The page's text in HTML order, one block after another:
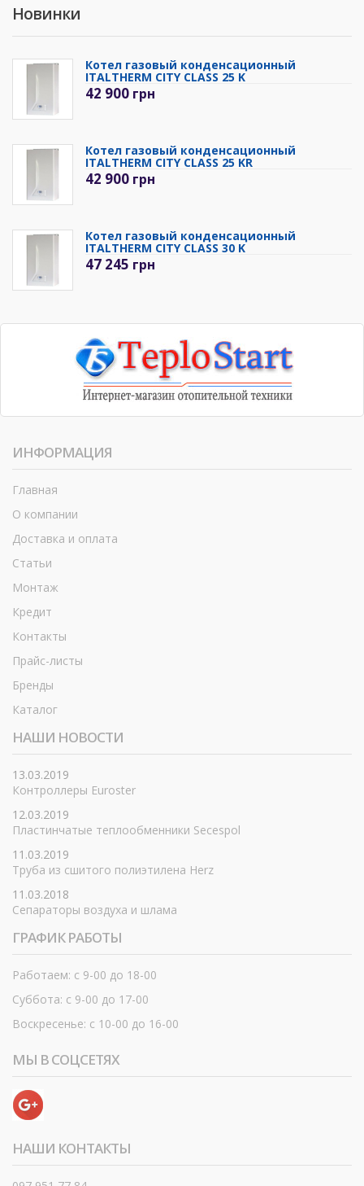
Новинки
Котел газовый конденсационный
ITALTHERM CITY CLASS 25 K
42 900 грн
Котел газовый конденсационный
ITALTHERM CITY CLASS 25 KR
42 900 грн
Котел газовый конденсационный
ITALTHERM CITY CLASS 30 K
47 245 грн
ИНФОРМАЦИЯ
Главная
О компании
Доставка и оплата
Статьи
Монтаж
Кредит
Контакты
Прайс-листы
Бренды
Каталог
НАШИ НОВОСТИ
13.03.2019
Контроллеры Euroster
12.03.2019
Пластинчатые теплообменники Secespol
11.03.2019
Труба из сшитого полиэтилена Herz
11.03.2018
Сепараторы воздуха и шлама
ГРАФИК РАБОТЫ
Работаем: с 9-00 до 18-00
Суббота: с 9-00 до 17-00
Воскресенье: с 10-00 до 16-00
МЫ В СОЦСЕТЯХ
НАШИ КОНТАКТЫ